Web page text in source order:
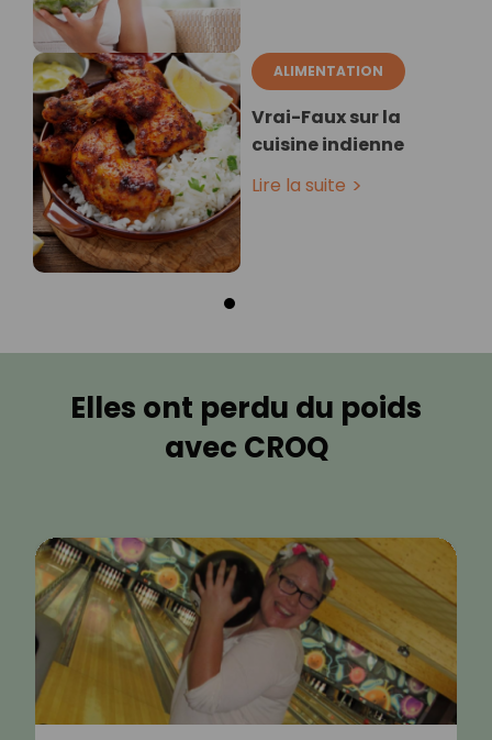
ALIMENTATION
Vrai-Faux sur la
cuisine indienne
Lire la suite
Elles ont perdu du poids
avec CROQ